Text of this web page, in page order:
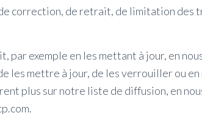
de correction, de retrait, de limitation des
par exemple en les mettant à jour, en
les mettre à jour, de les verrouiller ou en
plus sur notre liste de diffusion, en